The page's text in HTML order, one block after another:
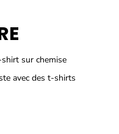
sur chemise
avec des t-shirts